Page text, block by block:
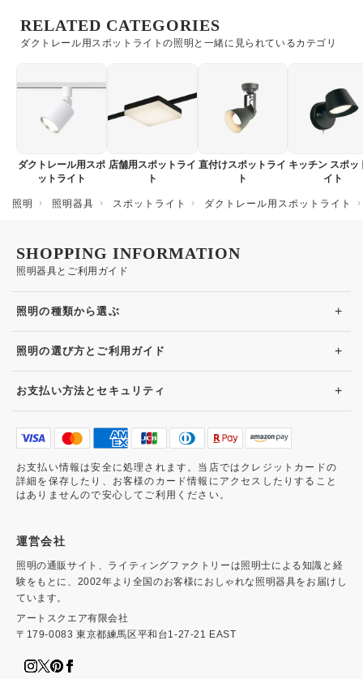
ダクトレール用スポットライトの照明と一緒に見られているカテゴリ
RELATED CATEGORIES
ダクトレール用スポ
ットライト
店舗用スポットライ
ト
直付けスポットライ
ト
キッチン スポッ
イト
照明 照明器具 スポットライト ダクトレール用スポットライト
照明器具とご利用ガイド
SHOPPING INFORMATION
照明の種類から選ぶ +
照明の選び方とご利用ガイド +
お支払い方法とセキュリティ +
お支払い情報は安全に処理されます。当店ではクレジットカードの
詳細を保存したり、お客様のカード情報にアクセスしたりすること
はありませんので安心してご利用ください。
運営会社
照明の通販サイト、ライティングファクトリーは照明士による知識と経
験をもとに、2002年より全国のお客様におしゃれな照明器具をお届けし
ています。
アートスクエア有限会社
〒179-0083 東京都練馬区平和台1-27-21 EAST